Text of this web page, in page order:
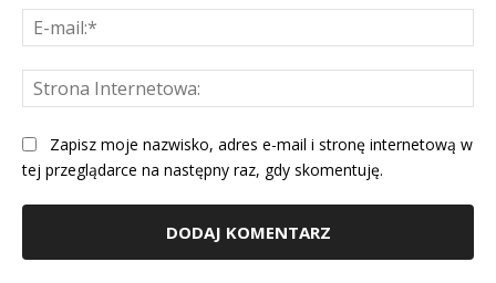
Zapisz moje nazwisko, adres e-mail i stronę internetową w
tej przeglądarce na następny raz, gdy skomentuję.